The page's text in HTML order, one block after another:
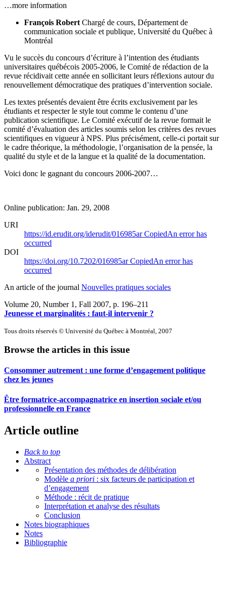
…more information
François Robert Chargé de cours, Département de
communication sociale et publique, Université du Québec à
Montréal
Vu le succès du concours d’écriture à l’intention des étudiants
universitaires québécois 2005-2006, le Comité de rédaction de la
revue récidivait cette année en sollicitant leurs réflexions autour du
renouvellement démocratique des pratiques d’intervention sociale.
Les textes présentés devaient être écrits exclusivement par les
étudiants et respecter le style tout comme le contenu d’une
publication scientifique. Le Comité exécutif de la revue formait le
comité d’évaluation des articles soumis selon les critères des revues
scientifiques en vigueur à NPS. Plus précisément, celle-ci portait sur
le cadre théorique, la méthodologie, l’organisation de la pensée, la
qualité du style et de la langue et la qualité de la documentation.
Voici donc le gagnant du concours 2006-2007…
Online publication: Jan. 29, 2008
URI
https://id.erudit.org/iderudit/016985arCopiedAn error has
occurred
DOI
https://doi.org/10.7202/016985arCopiedAn error has
occurred
An article of the journal Nouvelles pratiques sociales
Volume 20, Number 1, Fall 2007, p. 196–211
Jeunesse et marginalités : faut-il intervenir ?
Tous droits réservés © Université du Québec à Montréal, 2007
Browse the articles in this issue
Consommer autrement : une forme d’engagement politique
chez les jeunes
Être formatrice-accompagnatrice en insertion sociale et/ou
professionnelle en France
Article outline
Back to top
Abstract
Présentation des méthodes de délibération
Modèle a priori : six facteurs de participation et
d’engagement
Méthode : récit de pratique
Interprétation et analyse des résultats
Conclusion
Notes biographiques
Notes
Bibliographie